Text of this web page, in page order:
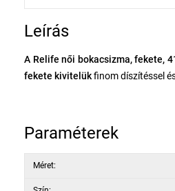
Leírás
A Relife női bokacsizma, fekete,
fekete kivitelükfinom díszítéssel
Abelső textil bélés meleg
amely csillapítja a járás során
Paraméterek
Méret: